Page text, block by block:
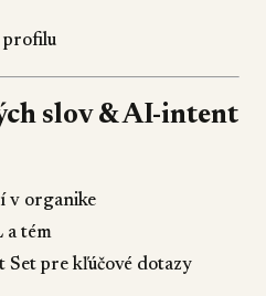
profilu
slov & AI-intent
v organike
a tém
Set pre kľúčové dotazy